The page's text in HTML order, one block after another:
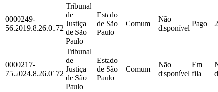
0000249-
56.2019.8.26.0172
Tribunal
de
Justiça
de São
Paulo
Estado
de São
Paulo
Comum
Não
disponível
Pago
0000217-
75.2024.8.26.0172
Tribunal
de
Justiça
de São
Paulo
Estado
de São
Paulo
Comum
Não
disponível
Em
fila